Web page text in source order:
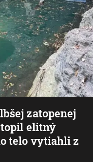
zatopenej
elitný
telo vytiahli z